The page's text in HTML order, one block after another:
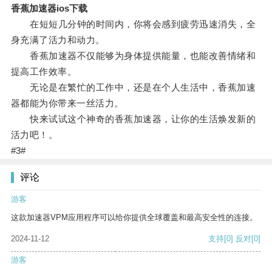
香蕉加速器ios下载
在短短几分钟的时间内，你将会感到疲劳迅速消失，全
身充满了活力和动力。
香蕉加速器不仅能够为身体提供能量，也能改善情绪和
提高工作效率。
无论是在繁忙的工作中，还是在个人生活中，香蕉加速
器都能为你带来一丝活力。
快来试试这个神奇的香蕉加速器，让你的生活焕发新的
活力吧！。
#3#
评论
游客
这款加速器VPM应用程序可以给你提供全球覆盖和最高安全性的连接。
2024-11-12 支持[0] 反对[0]
游客